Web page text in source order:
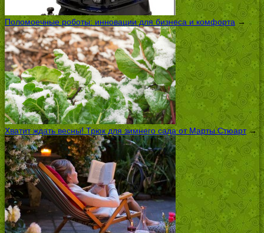
Поломоечные роботы: инновации для бизнеса и комфорта →
Хватит ждать весны! Трюк для зимнего сада от Марты Стюарт→